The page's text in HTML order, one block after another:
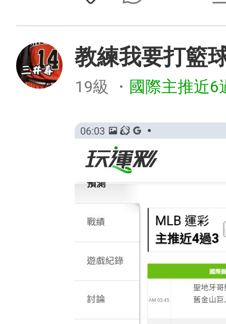
教練我要打籃
19級 ・ 國際主推近6